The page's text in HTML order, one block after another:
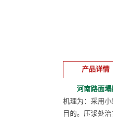
产品详情
河南路面
机理为：采用
目的。压浆处